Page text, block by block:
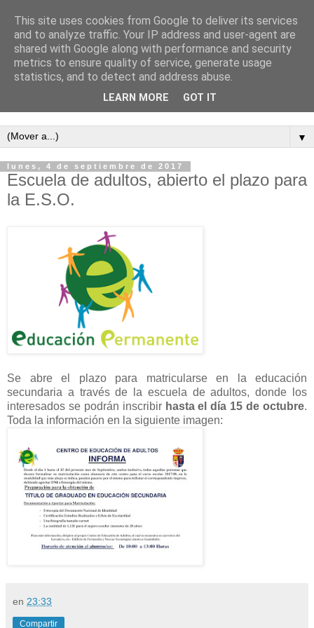
Semanario independiente de Calañas
▼
lunes, 4 de septiembre de 2017
Escuela de adultos, abierto el plazo para
la E.S.O.
Se abre el plazo para matricularse en la educación
secundaria a través de la escuela de adultos, donde los
interesados se podrán inscribir hasta el día 15 de octubre.
Toda la información en la siguiente imagen:
en 23:33
Compartir
This site uses cookies from Google to deliver its services
and to analyze traffic. Your IP address and user-agent are
shared with Google along with performance and security
metrics to ensure quality of service, generate usage
statistics, and to detect and address abuse.
LEARN MORE GOT IT